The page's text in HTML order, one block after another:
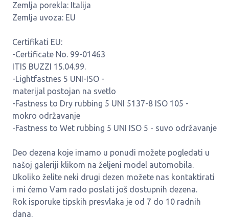
Zemlja porekla: Italija
Zemlja uvoza: EU
Certifikati EU:
-Certificate No. 99-01463
ITIS BUZZI 15.04.99.
-Lightfastnes 5 UNI-ISO -
materijal postojan na svetlo
-Fastness to Dry rubbing 5 UNI 5137-8 ISO 105 -
mokro održavanje
-Fastness to Wet rubbing 5 UNI ISO 5 - suvo održavanje
Deo dezena koje imamo u ponudi možete pogledati u
našoj galeriji klikom na željeni model automobila.
Ukoliko želite neki drugi dezen možete nas kontaktirati
i mi ćemo Vam rado poslati još dostupnih dezena.
Rok isporuke tipskih presvlaka je od 7 do 10 radnih
dana.